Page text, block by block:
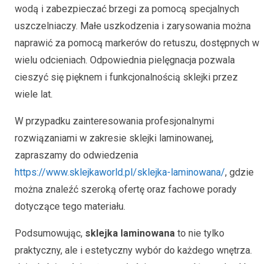
wodą i zabezpieczać brzegi za pomocą specjalnych
uszczelniaczy. Małe uszkodzenia i zarysowania można
naprawić za pomocą markerów do retuszu, dostępnych w
wielu odcieniach. Odpowiednia pielęgnacja pozwala
cieszyć się pięknem i funkcjonalnością sklejki przez
wiele lat.
W przypadku zainteresowania profesjonalnymi
rozwiązaniami w zakresie sklejki laminowanej,
zapraszamy do odwiedzenia
https://www.sklejkaworld.pl/sklejka-laminowana/, gdzie
można znaleźć szeroką ofertę oraz fachowe porady
dotyczące tego materiału.
Podsumowując, sklejka laminowana to nie tylko
praktyczny, ale i estetyczny wybór do każdego wnętrza.